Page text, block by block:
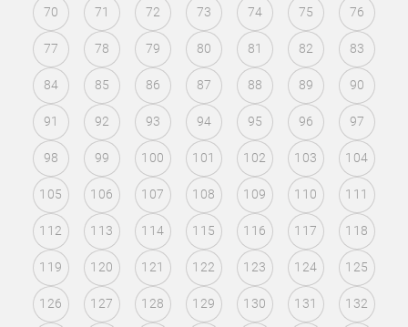
70 71 72 73 74 75 76
77 78 79 80 81 82 83
84 85 86 87 88 89 90
91 92 93 94 95 96 97
98 99 100 101 102 103 104
105 106 107 108 109 110 111
112 113 114 115 116 117 118
119 120 121 122 123 124 125
126 127 128 129 130 131 132